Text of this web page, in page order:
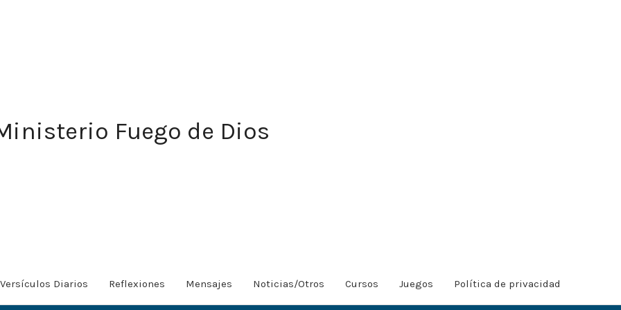
Fuego de Dios
Versículos Diarios Reflexiones Mensajes Noticias/Otros Cursos Juegos Política de privacidad